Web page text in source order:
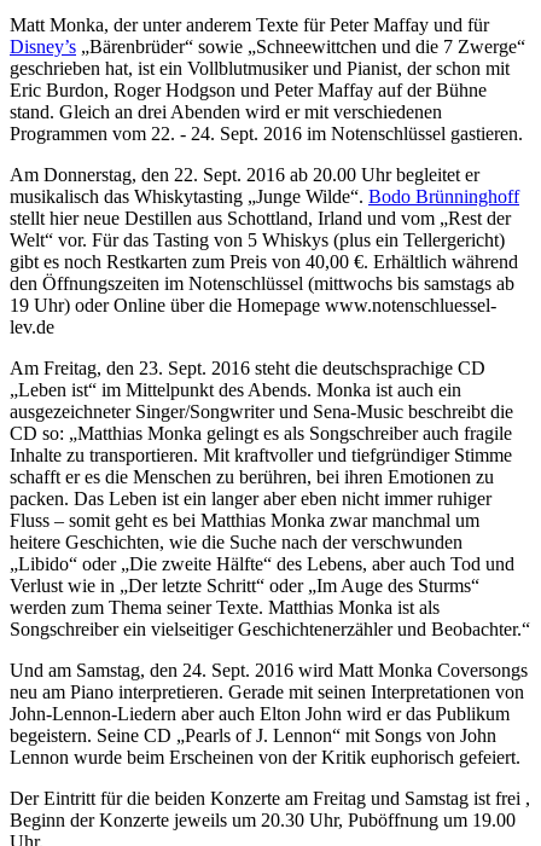
Matt Monka, der unter anderem Texte für Peter Maffay und für
Disney’s „Bärenbrüder“ sowie „Schneewittchen und die 7 Zwerge“
geschrieben hat, ist ein Vollblutmusiker und Pianist, der schon mit
Eric Burdon, Roger Hodgson und Peter Maffay auf der Bühne
stand. Gleich an drei Abenden wird er mit verschiedenen
Programmen vom 22. - 24. Sept. 2016 im Notenschlüssel gastieren.
Am Donnerstag, den 22. Sept. 2016 ab 20.00 Uhr begleitet er
musikalisch das Whiskytasting „Junge Wilde“. Bodo Brünninghoff
stellt hier neue Destillen aus Schottland, Irland und vom „Rest der
Welt“ vor. Für das Tasting von 5 Whiskys (plus ein Tellergericht)
gibt es noch Restkarten zum Preis von 40,00 €. Erhältlich während
den Öffnungszeiten im Notenschlüssel (mittwochs bis samstags ab
19 Uhr) oder Online über die Homepage www.notenschluessel-
lev.de
Am Freitag, den 23. Sept. 2016 steht die deutschsprachige CD
„Leben ist“ im Mittelpunkt des Abends. Monka ist auch ein
ausgezeichneter Singer/Songwriter und Sena-Music beschreibt die
CD so: „Matthias Monka gelingt es als Songschreiber auch fragile
Inhalte zu transportieren. Mit kraftvoller und tiefgründiger Stimme
schafft er es die Menschen zu berühren, bei ihren Emotionen zu
packen. Das Leben ist ein langer aber eben nicht immer ruhiger
Fluss – somit geht es bei Matthias Monka zwar manchmal um
heitere Geschichten, wie die Suche nach der verschwunden
„Libido“ oder „Die zweite Hälfte“ des Lebens, aber auch Tod und
Verlust wie in „Der letzte Schritt“ oder „Im Auge des Sturms“
werden zum Thema seiner Texte. Matthias Monka ist als
Songschreiber ein vielseitiger Geschichtenerzähler und Beobachter.“
Und am Samstag, den 24. Sept. 2016 wird Matt Monka Coversongs
neu am Piano interpretieren. Gerade mit seinen Interpretationen von
John-Lennon-Liedern aber auch Elton John wird er das Publikum
begeistern. Seine CD „Pearls of J. Lennon“ mit Songs von John
Lennon wurde beim Erscheinen von der Kritik euphorisch gefeiert.
Der Eintritt für die beiden Konzerte am Freitag und Samstag ist frei ,
Beginn der Konzerte jeweils um 20.30 Uhr, Puböffnung um 19.00
Uhr.